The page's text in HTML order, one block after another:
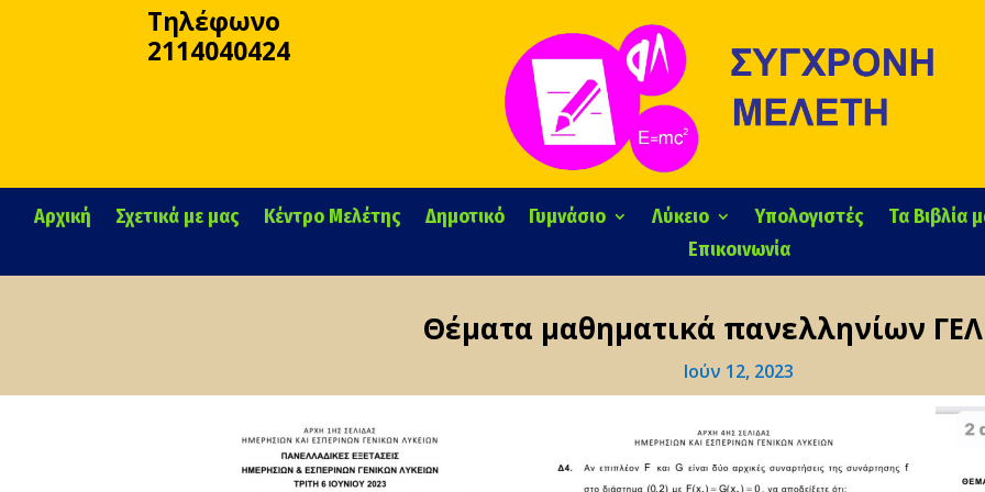
Τηλέφωνο
2114040424
Αρχική Σχετικά με μας Κέντρο Μελέτης Δημοτικό Γυμνάσιο Λύκειο Υπολογιστές Τα Βιβλία
Επικοινωνία
Θέματα μαθηματικά πανελληνίων ΓΕΛ
Ιούν 12, 2023